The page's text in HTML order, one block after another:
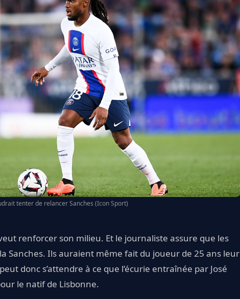
tenter de relancer Sanches (Icon Sport)
renforcer son milieu. Et le journaliste assure que les
Sanches. Ils auraient même fait du joueur de 25 ans leur
donc s’attendre à ce que l’écurie entraînée par José
le natif de Lisbonne.